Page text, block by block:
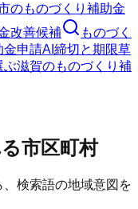
のものづくり補助金
改善候補
ものづく
金申請AI 締切と期限草
ぶ滋賀のものづくり補
市区町村
検索語の地域意図を